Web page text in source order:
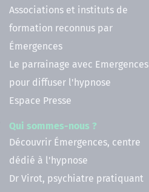
Associations et instituts de
formation reconnus par
Émergences
Le parrainage avec Emergences
pour diffuser l'hypnose
Espace Presse
Qui sommes-nous ?
Découvrir Émergences, centre
dédié à l'hypnose
Dr Virot, psychiatre pratiquant